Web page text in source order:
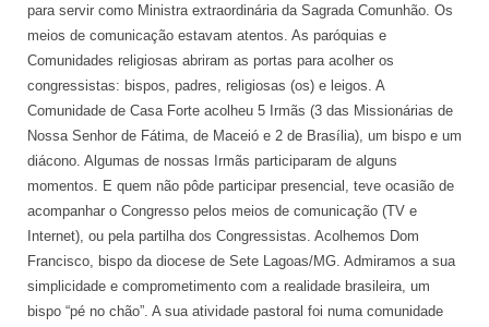
para servir como Ministra extraordinária da Sagrada Comunhão. Os
meios de comunicação estavam atentos. As paróquias e
Comunidades religiosas abriram as portas para acolher os
congressistas: bispos, padres, religiosas (os) e leigos. A
Comunidade de Casa Forte acolheu 5 Irmãs (3 das Missionárias de
Nossa Senhor de Fátima, de Maceió e 2 de Brasília), um bispo e um
diácono. Algumas de nossas Irmãs participaram de alguns
momentos. E quem não pôde participar presencial, teve ocasião de
acompanhar o Congresso pelos meios de comunicação (TV e
Internet), ou pela partilha dos Congressistas. Acolhemos Dom
Francisco, bispo da diocese de Sete Lagoas/MG. Admiramos a sua
simplicidade e comprometimento com a realidade brasileira, um
bispo “pé no chão”. A sua atividade pastoral foi numa comunidade